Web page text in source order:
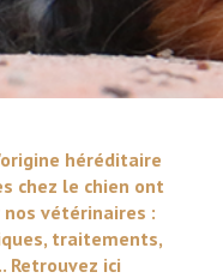
héréditaire
chez le chien ont
vétérinaires :
traitements,
Retrouvez ici